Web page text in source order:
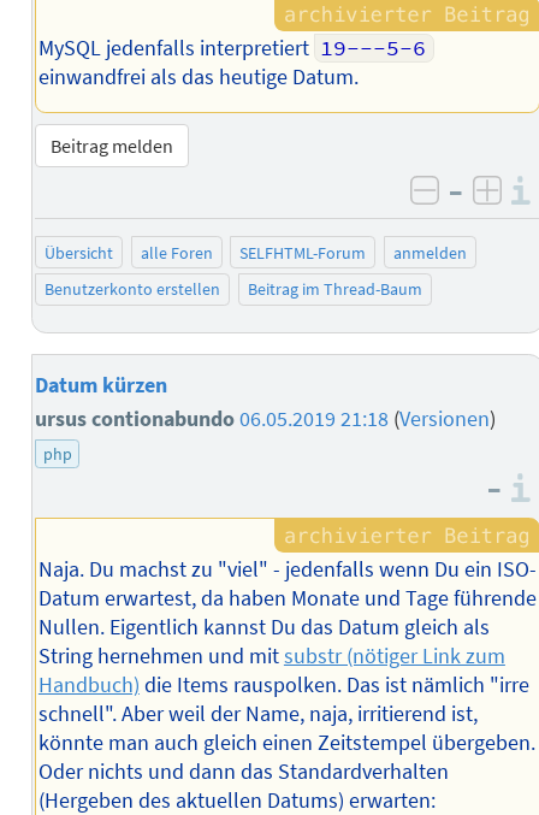
MySQL jedenfalls interpretiert 19---5-6
einwandfrei als das heutige Datum.
Beitrag melden
negativ
–
Übersicht alle Foren SELFHTML-Forum
anmelden
Benutzerkonto erstellen
Beitrag im Thread-Baum
Datum kürzen
ursus contionabundo06.05.2019 21:18 (Versionen)
php
–
Naja. Du machst zu "viel" - jedenfalls wenn Du ein ISO-
Datum erwartest, da haben Monate und Tage führende
Nullen. Eigentlich kannst Du das Datum gleich als
String hernehmen und mitsubstr (nötiger Link zum
Handbuch) die Items rauspolken. Das ist nämlich "irre
schnell". Aber weil der Name, naja, irritierend ist,
könnte man auch gleich einen Zeitstempel übergeben.
Oder nichts und dann das Standardverhalten
(Hergeben des aktuellen Datums) erwarten: